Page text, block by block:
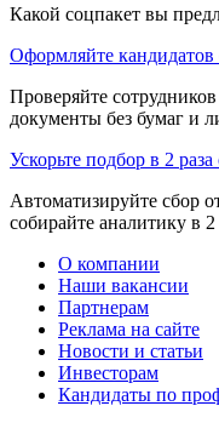
Какой соцпакет вы
Оформляйте кандидатов
Проверяйте
документы без бумаг и
Ускорьте подбор в 2
Автоматизируйте сбор
собирайте аналитику в
О компании
Наши вакансии
Партнерам
Реклама на сайте
Новости и статьи
Инвесторам
Кандидаты по